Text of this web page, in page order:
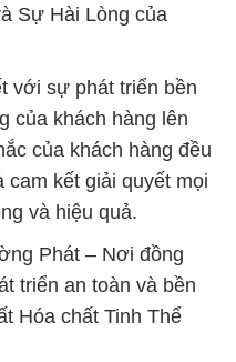
Sự Hài Lòng của
với sự phát triển bền
của khách hàng lên
của khách hàng đều
kết giải quyết mọi
và hiệu quả.
Phát – Nơi đồng
triển an toàn và bền
Hóa chất Tinh Thể